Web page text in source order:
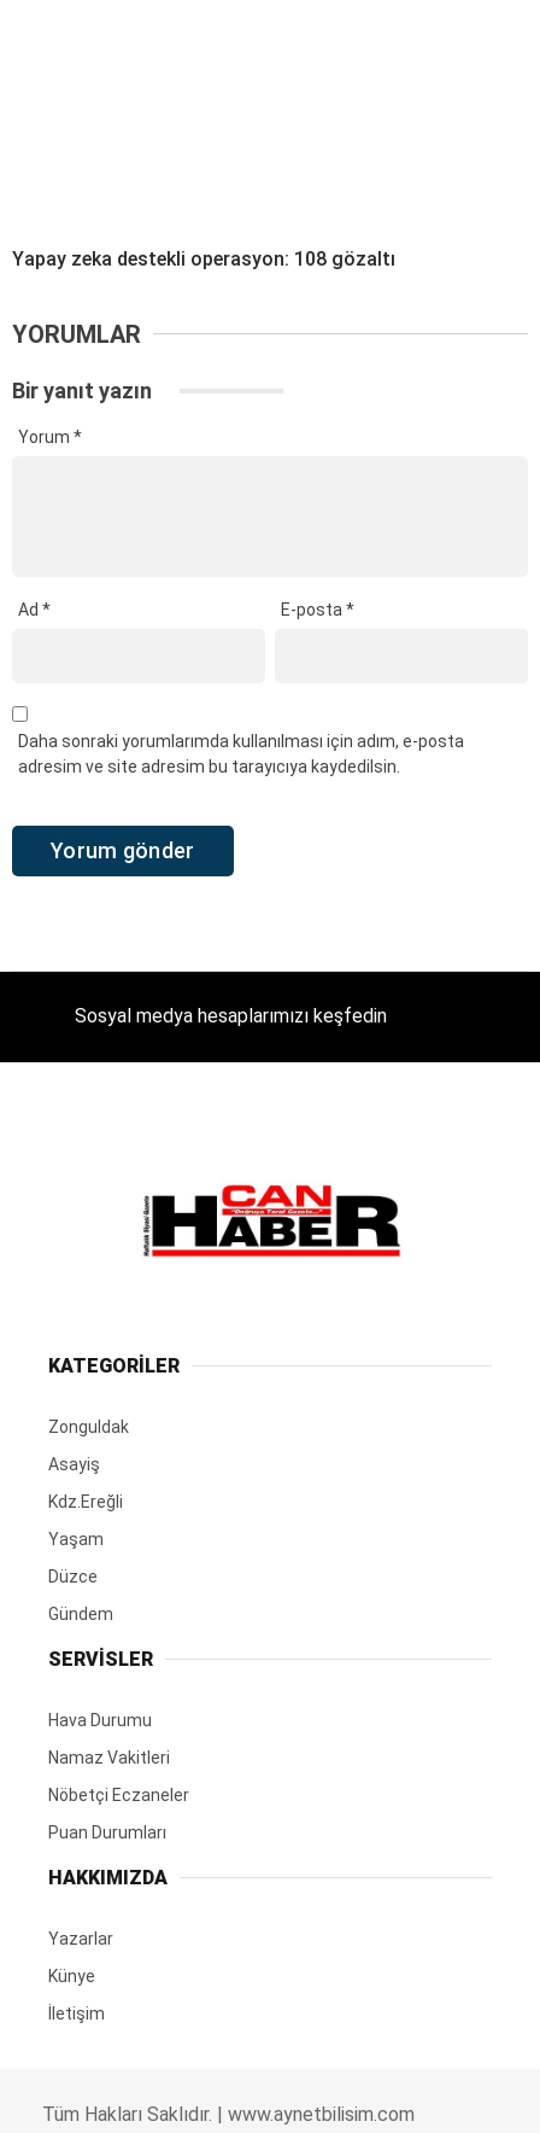
Yapay zeka destekli operasyon: 108 gözaltı
YORUMLAR
Bir yanıt yazın
Yorum *
Ad * E-posta*
Daha sonraki yorumlarımda kullanılması için adım, e-posta
adresim ve site adresim bu tarayıcıya kaydedilsin.
Sosyal medya hesaplarımızı keşfedin
KATEGORİLER
Zonguldak
Asayiş
Kdz.Ereğli
Yaşam
Düzce
Gündem
SERVİSLER
Hava Durumu
Namaz Vakitleri
Nöbetçi Eczaneler
Puan Durumları
HAKKIMIZDA
Yazarlar
Künye
İletişim
Tüm Hakları Saklıdır. | www.aynetbilisim.com